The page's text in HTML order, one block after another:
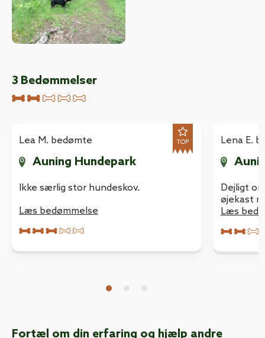
3 Bedømmelser
Lea M. bedømte
Auning Hundepark
Ikke særlig stor hundeskov.
Læs bedømmelse
Lena E.
Dejligt
øjekast
hektar.
har en
Læs
Fortæl om din erfaring og hjælp andre